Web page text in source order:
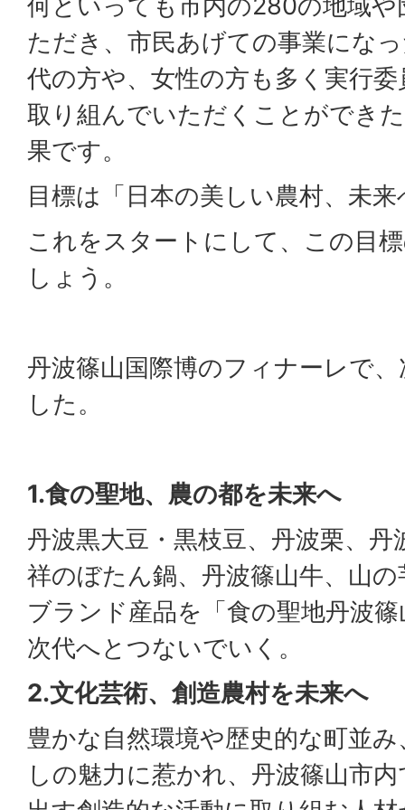
ただき、市民あげての事業にな
代の方や、女性の方も多く実行
取り組んでいただくことができ
果です。
目標は「日本の美しい農村、未
これをスタートにして、この目
しょう。
丹波篠山国際博のフィナーレで
した。
1.食の聖地、農の都を未来へ
丹波黒大豆・黒枝豆、丹波栗、丹
祥のぼたん鍋、丹波篠山牛、山
ブランド産品を「食の聖地丹波
次代へとつないでいく。
2.文化芸術、創造農村を未来へ
豊かな自然環境や歴史的な町並
しの魅力に惹かれ、丹波篠山市